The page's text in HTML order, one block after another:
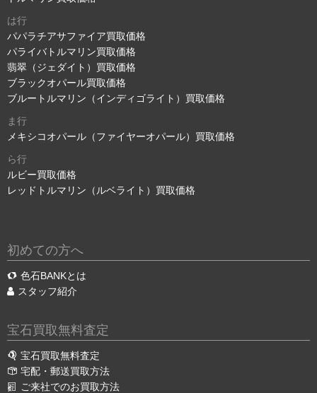
は行
パパラチアサファイア買取価格
パライバトルマリン買取価格
翡翠（ジェダイト）買取価格
ブラックオパール買取価格
ブルートルマリン（インディゴライト）買取価格
ま行
メキシコオパール（ファイヤーオパール）買取価格
ら行
ルビー買取価格
レッドトルマリン（ルベライト）買取価格
初めての方へ
色石BANKとは
スタッフ紹介
宝石買取無料査定
宝石買取無料査定
宅配・郵送買取方法
ご来社でのお買取方法